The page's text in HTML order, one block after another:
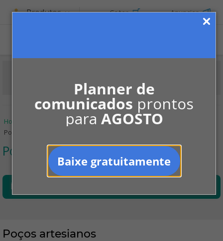
Planner de
comunicados prontos
para AGOSTO
Baixe gratuitamente
Produtos Cotar Anunciar
Home Manutenção
Poços artesianos
Poços artesianos
Poços artesianos
Poços artesianos